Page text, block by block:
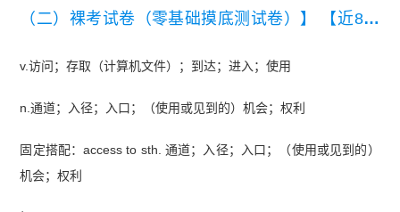
（二）裸考试卷（零基础摸底测试卷）】
【近8年
英语（二）历年真题词频表（高频）】 【考研英语
二小作文十大类型写作模板】
v.访问；存取（计算机文件）；到达；进入；使用
n.通道；入径；入口；（使用或见到的）机会；权利
固定搭配：access to sth. 通道；入径；入口；（使用或见到的）
机会；权利